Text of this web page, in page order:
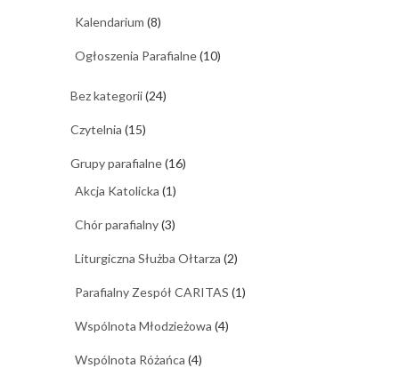
Kalendarium (8)
Ogłoszenia Parafialne(10)
Bez kategorii(24)
Czytelnia (15)
Grupy parafialne(16)
Akcja Katolicka (1)
Chór parafialny(3)
Liturgiczna Służba Ołtarza (2)
Parafialny Zespół CARITAS (1)
Wspólnota Młodzieżowa (4)
Wspólnota Różańca (4)